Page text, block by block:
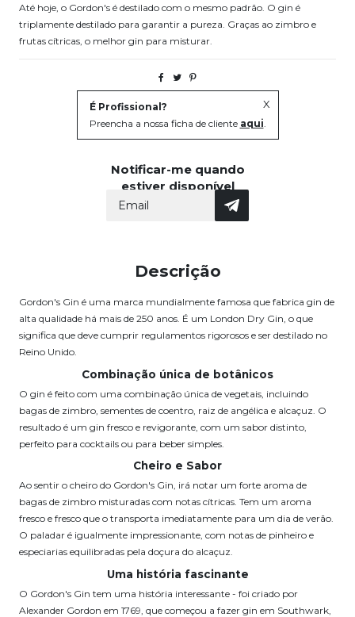
Até hoje, o Gordon's é destilado com o mesmo padrão. O gin é
triplamente destilado para garantir a pureza. Graças ao zimbro e
frutas cítricas, o melhor gin para misturar.
É Profissional?
Preencha a nossa ficha de cliente aqui
X
Notificar-me quando
estiver disponível
Descrição
Gordon's Gin é uma marca mundialmente famosa que fabrica gin de
alta qualidade há mais de 250 anos. É um London Dry Gin, o que
significa que deve cumprir regulamentos rigorosos e ser destilado no
Reino Unido.
Combinação única de botânicos
O gin é feito com uma combinação única de vegetais, incluindo
bagas de zimbro, sementes de coentro, raiz de angélica e alcaçuz. O
resultado é um gin fresco e revigorante, com um sabor distinto,
perfeito para cocktails ou para beber simples.
Cheiro e Sabor
Ao sentir o cheiro do Gordon's Gin, irá notar um forte aroma de
bagas de zimbro misturadas com notas cítricas. Tem um aroma
fresco e fresco que o transporta imediatamente para um dia de verão.
O paladar é igualmente impressionante, com notas de pinheiro e
especiarias equilibradas pela doçura do alcaçuz.
Uma história fascinante
O Gordon's Gin tem uma história interessante - foi criado por
Alexander Gordon em 1769, que começou a fazer gin em Southwark,